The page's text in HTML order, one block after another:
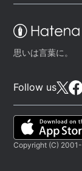
思いは言葉に。
Follow us
Copyright (C)